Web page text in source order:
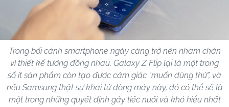
Trong bối cảnh smartphone ngày càng trở nên nhàm chán
vì thiết kế tương đồng nhau, Galaxy Z Flip lại là một trong
số ít sản phẩm còn tạo được cảm giác “muốn dùng thử”, và
nếu Samsung thật sự khai tử dòng máy này, đó có thể sẽ là
một trong những quyết định gây tiếc nuối và khó hiểu nhất